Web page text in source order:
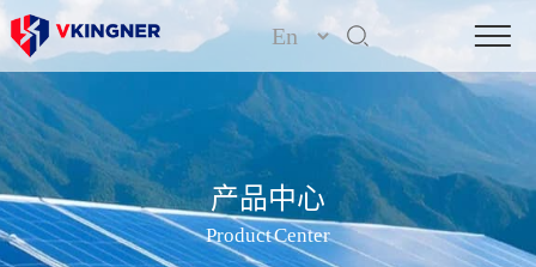
产品中心
Product Center